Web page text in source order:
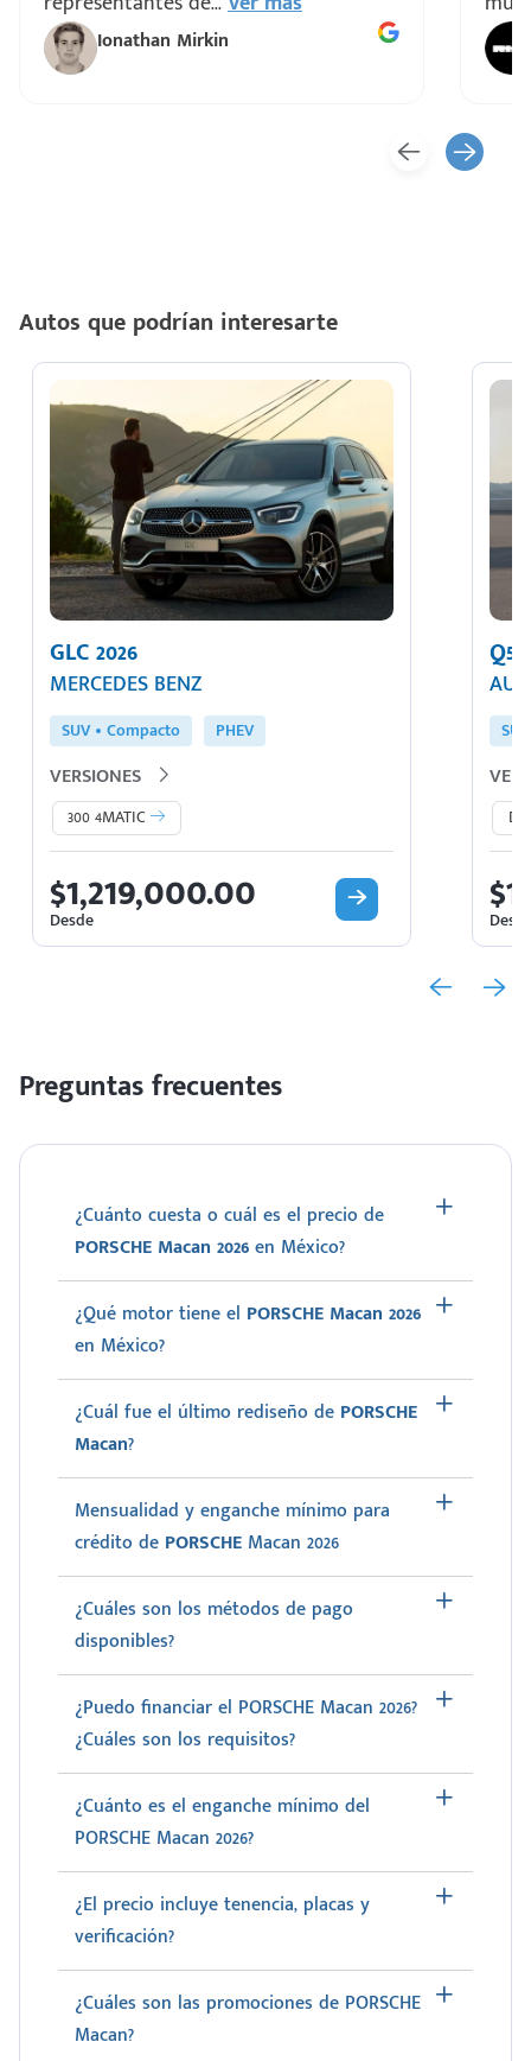
Ionathan Mirkin
Autos que podrían interesarte
GLC 2026
MERCEDES BENZ
SUV Compacto PHEV
VERSIONES
300 4MATIC
$1,219,000.00
Desde
Q5
SUV
Preguntas frecuentes
¿Cuánto cuesta o cuál es el precio de
PORSCHE Macan 2026en México?
¿Qué motor tiene el PORSCHE Macan 2026
en México?
¿Cuál fue el último rediseño de PORSCHE
Macan?
Mensualidad y enganche mínimo para
crédito de PORSCHE Macan 2026
¿Cuáles son los métodos de pago
disponibles?
¿Puedo financiar el PORSCHE Macan 2026?
¿Cuáles son los requisitos?
¿Cuánto es el enganche mínimo del
PORSCHE Macan 2026?
¿El precio incluye tenencia, placas y
verificación?
¿Cuáles son las promociones de PORSCHE
Macan?